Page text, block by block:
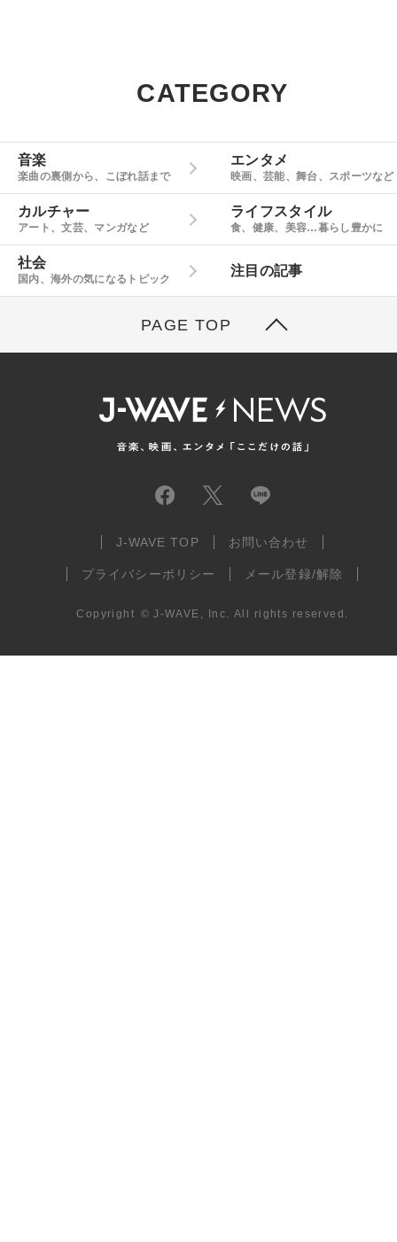
CATEGORY
音楽
楽曲の裏側から、こぼれ話まで
エンタメ
映画、芸能、舞台、スポーツなど
カルチャー
アート、文芸、マンガなど
ライフスタイル
食、健康、美容…暮らし豊かに
社会
国内、海外の気になるトピック
注目の記事
PAGE TOP
J-WAVE TOP お問い合わせ
プライバシーポリシー メール登録/解除
Copyright © J-WAVE, Inc. All rights reserved.